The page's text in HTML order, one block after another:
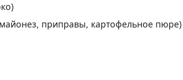
приправы, картофельное пюре)